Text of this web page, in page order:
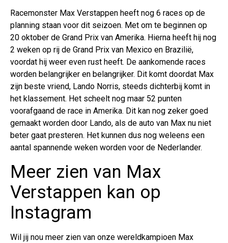
Racemonster Max Verstappen heeft nog 6 races op de
planning staan voor dit seizoen. Met om te beginnen op
20 oktober de Grand Prix van Amerika. Hierna heeft hij nog
2 weken op rij de Grand Prix van Mexico en Brazilië,
voordat hij weer even rust heeft. De aankomende races
worden belangrijker en belangrijker. Dit komt doordat Max
zijn beste vriend, Lando Norris, steeds dichterbij komt in
het klassement. Het scheelt nog maar 52 punten
voorafgaand de race in Amerika. Dit kan nog zeker goed
gemaakt worden door Lando, als de auto van Max nu niet
beter gaat presteren. Het kunnen dus nog weleens een
aantal spannende weken worden voor de Nederlander.
Meer zien van Max
Verstappen kan op
Instagram
Wil jij nou meer zien van onze wereldkampioen Max